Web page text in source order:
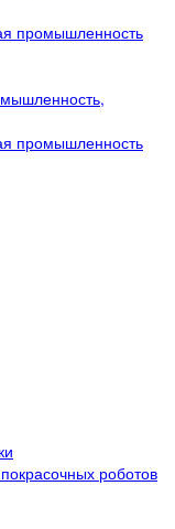
промышленность
промышленность
роботов